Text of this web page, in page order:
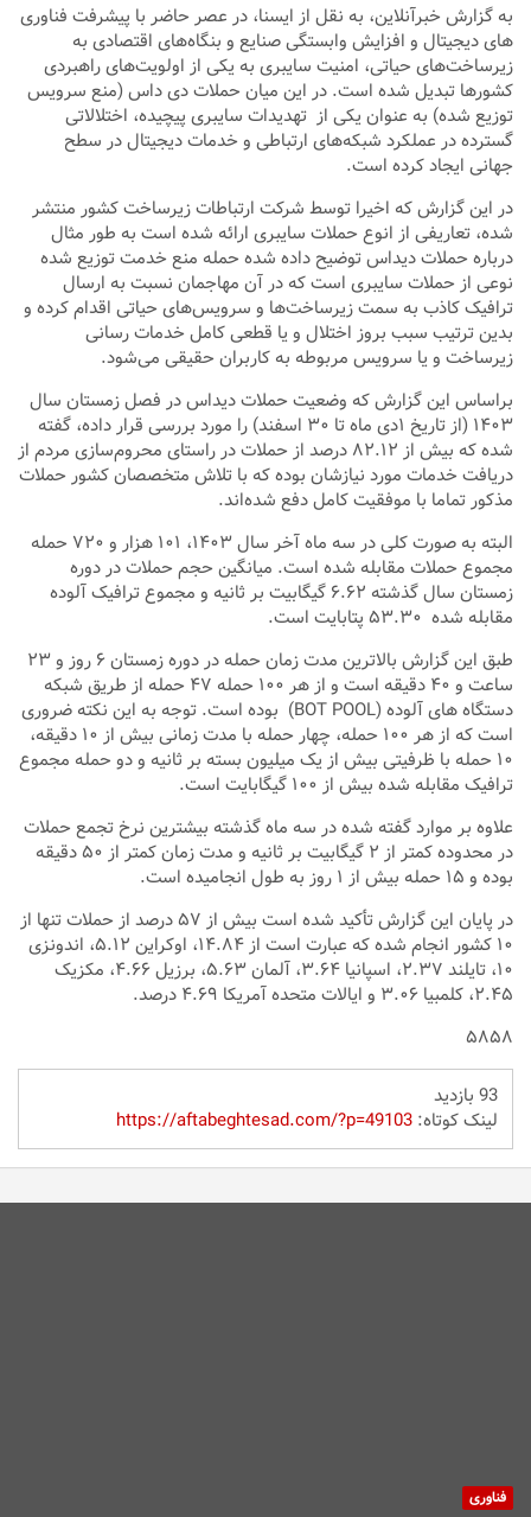
به گزارش خبرآنلاین، به نقل از ایسنا، در عصر حاضر با پیشرفت فناوری
های دیجیتال و افزایش وابستگی صنایع و بنگاه‌های اقتصادی به
زیرساخت‌های حیاتی، امنیت سایبری به یکی از اولویت‌های راهبردی
کشورها تبدیل شده است. در این میان حملات دی داس (منع سرویس
توزیع شده) به عنوان یکی از تهدیدات سایبری پیچیده، اختلالاتی
گسترده در عملکرد شبکه‌های ارتباطی و خدمات دیجیتال در سطح
جهانی ایجاد کرده است.
در این گزارش که اخیرا توسط شرکت ارتباطات زیرساخت کشور منتشر
شده، تعاریفی از انوع حملات سایبری ارائه شده است به طور مثال
درباره حملات دیداس توضیح داده شده حمله منع خدمت توزیع شده
نوعی از حملات سایبری است که در آن مهاجمان نسبت به ارسال
ترافیک کاذب به سمت زیرساخت‌ها و سرویس‌های حیاتی اقدام کرده و
بدین ترتیب سبب بروز اختلال و یا قطعی کامل خدمات رسانی
زیرساخت و یا سرویس مربوطه به کاربران حقیقی می‌شود.
براساس این گزارش که وضعیت حملات دیداس در فصل زمستان سال
۱۴۰۳ (از تاریخ ۱دی ماه تا ۳۰ اسفند) را مورد بررسی قرار داده، گفته
شده که بیش از ۸۲.۱۲ درصد از حملات در راستای محروم‌سازی مردم از
دریافت خدمات مورد نیازشان بوده که با تلاش متخصصان کشور حملات
مذکور تماما با موفقیت کامل دفع شده‌اند.
البته به صورت کلی در سه ماه آخر سال ۱۴۰۳، ۱۰۱ هزار و ۷۲۰ حمله
مجموع حملات مقابله شده است. میانگین حجم حملات در دوره
زمستان سال گذشته ۶.۶۲ گیگابیت بر ثانیه و مجموع ترافیک آلوده
مقابله شده ۵۳.۳۰ پتابایت است.
طبق این گزارش بالاترین مدت زمان حمله در دوره زمستان ۶ روز و ۲۳
ساعت و ۴۰ دقیقه است و از هر ۱۰۰ حمله ۴۷ حمله از طریق شبکه
دستگاه های آلوده (BOT POOL) بوده است. توجه به این نکته ضروری
است که از هر ۱۰۰ حمله، چهار حمله با مدت زمانی بیش از ۱۰ دقیقه،
۱۰ حمله با ظرفیتی بیش از یک میلیون بسته بر ثانیه و دو حمله مجموع
ترافیک مقابله شده بیش از ۱۰۰ گیگابایت است.
علاوه بر موارد گفته شده در سه ماه گذشته بیشترین نرخ تجمع حملات
در محدوده کمتر از ۲ گیگابیت بر ثانیه و مدت زمان کمتر از ۵۰ دقیقه
بوده و ۱۵ حمله بیش از ۱ روز به طول انجامیده است.
در پایان این گزارش تأکید شده است بیش از ۵۷ درصد از حملات تنها از
۱۰ کشور انجام شده که عبارت است از ۱۴.۸۴، اوکراین ۵.۱۲، اندونزی
۱۰، تایلند ۲.۳۷، اسپانیا ۳.۶۴، آلمان ۵.۶۳، برزیل ۴.۶۶، مکزیک
۲.۴۵، کلمبیا ۳.۰۶ و ایالات متحده آمریکا ۴.۶۹ درصد.
۵۸۵۸
93 بازدید
لینک کوتاه:https://aftabeghtesad.com/?p=49103
فناوری